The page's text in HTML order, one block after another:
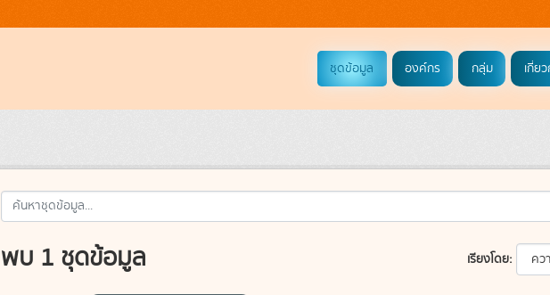
ชุดข้อมูล องค์กร กลุ่ม เกี่ย
เรียงโดย
พบ 1 ชุดข้อมูล